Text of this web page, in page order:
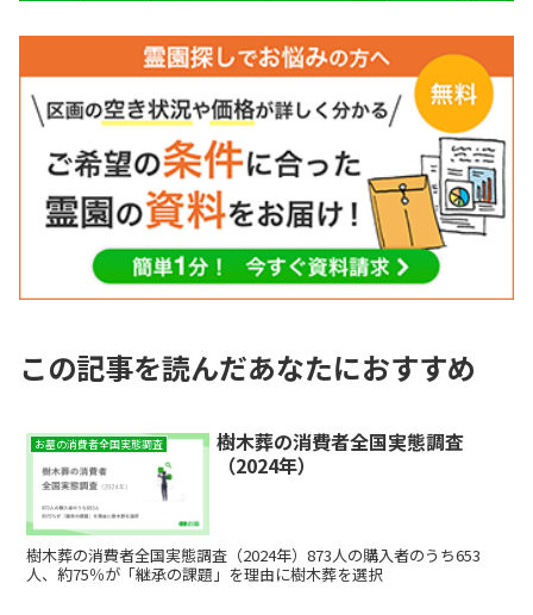
この記事を読んだあなたにおすすめ
お墓の消費者全国実態調査
樹木葬の消費者全国実態調査
（2024年）
樹木葬の消費者全国実態調査（2024年）873人の購入者のうち653
人、約75％が「継承の課題」を理由に樹木葬を選択